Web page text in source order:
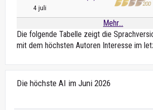
4 juli
Mehr...
Die folgende Tabelle zeigt die
mit dem höchsten Autoren Interesse im
Die höchste AI im Juni 2026